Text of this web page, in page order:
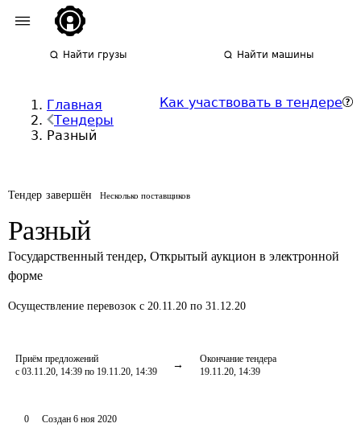
Найти грузы Найти машины
Главная
Тендеры
Разный
Как участвовать в тендере
Тендер завершён Несколько поставщиков
Разный
Государственный тендер, Открытый аукцион в электронной
форме
Осуществление перевозок с 20.11.20 по 31.12.20
Приём предложений
с 03.11.20, 14:39 по 19.11.20, 14:39
Окончание тендера
19.11.20, 14:39
0 Создан 6 ноя 2020